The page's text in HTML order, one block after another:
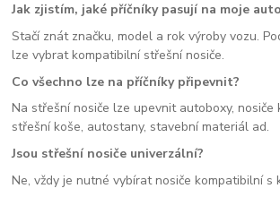
Jak zjistím, jaké příčníky pasují na moje
Stačí znát značku, model a rok výroby vozu.
lze vybrat kompatibilní střešní nosiče.
Co všechno lze na příčníky připevnit?
Na střešní nosiče lze upevnit autoboxy, nosiče
střešní koše, autostany, stavební materiál ad.
Jsou střešní nosiče univerzální?
Ne, vždy je nutné vybírat nosiče kompatibilní s